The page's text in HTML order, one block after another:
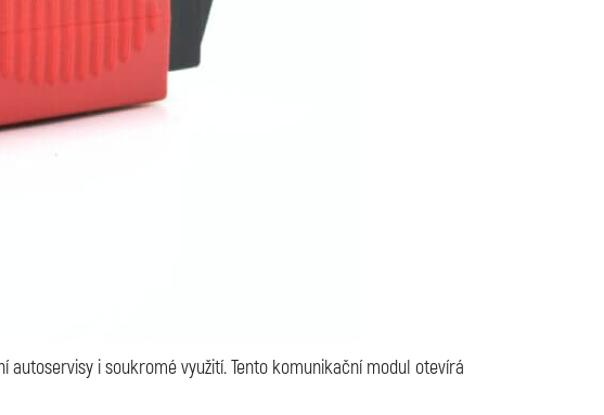
i soukromé využití. Tento komunikační modul otevírá